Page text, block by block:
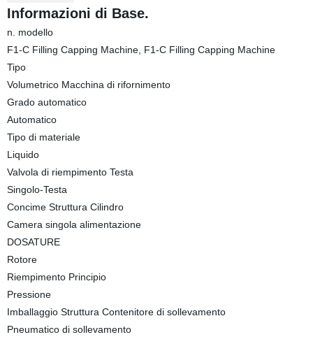
Informazioni di Base.
n. modello
F1-C Filling Capping Machine, F1-C Filling Capping Machine
Tipo
Volumetrico Macchina di rifornimento
Grado automatico
Automatico
Tipo di materiale
Liquido
Valvola di riempimento Testa
Singolo-Testa
Concime Struttura Cilindro
Camera singola alimentazione
DOSATURE
Rotore
Riempimento Principio
Pressione
Imballaggio Struttura Contenitore di sollevamento
Pneumatico di sollevamento